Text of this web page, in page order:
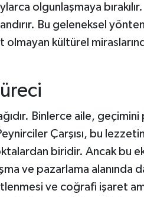
olgunlaşmaya bırakılır.
Bu geleneksel
olmayan kültürel
Binlerce aile, geçimini
Çarşısı, bu
biridir. Ancak bu
ve pazarlama alanında
ve coğrafi işaret